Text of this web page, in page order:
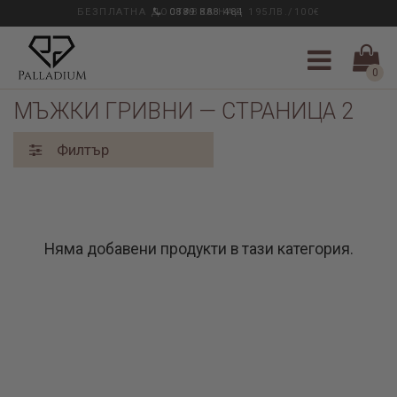
0889 888 484
БЕЗПЛАТНА ДОСТАВКА НАД 195ЛВ./100€
0
Паладиум / Гривни
МЪЖКИ ГРИВНИ — СТРАНИЦА 2
Филтър
Няма добавени продукти в тази категория.